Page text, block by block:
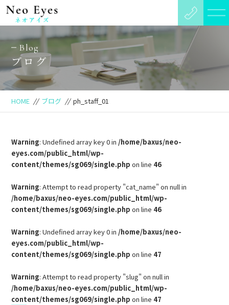
Blog
ブログ
HOME // ブログ // ph_staff_01
Warning: Undefined array key 0 in /home/baxus/neo-
eyes.com/public_html/wp-
content/themes/sg069/single.php on line 46
Warning: Attempt to read property "cat_name" on null in
/home/baxus/neo-eyes.com/public_html/wp-
content/themes/sg069/single.php on line 46
Warning: Undefined array key 0 in /home/baxus/neo-
eyes.com/public_html/wp-
content/themes/sg069/single.php on line 47
Warning: Attempt to read property "slug" on null in
/home/baxus/neo-eyes.com/public_html/wp-
content/themes/sg069/single.php on line 47